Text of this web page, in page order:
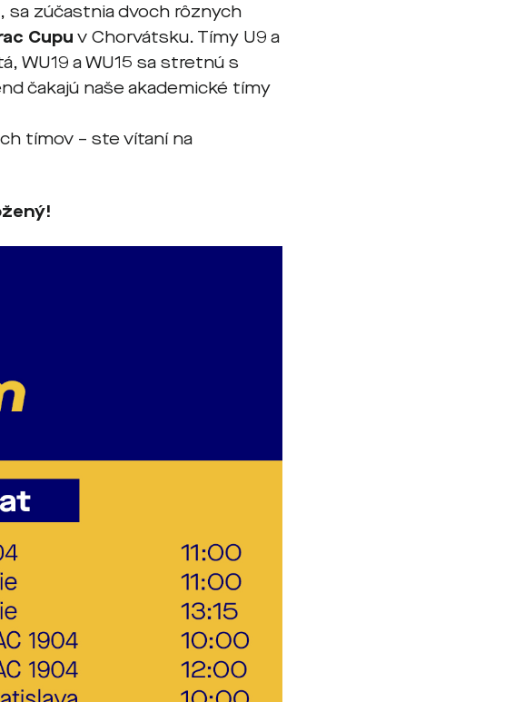
sa zúčastnia dvoch rôznych
Cupu v Chorvátsku. Tímy U9 a
WU19 a WU15 sa stretnú s
čakajú naše akademické tímy
tímov – ste vítaní na